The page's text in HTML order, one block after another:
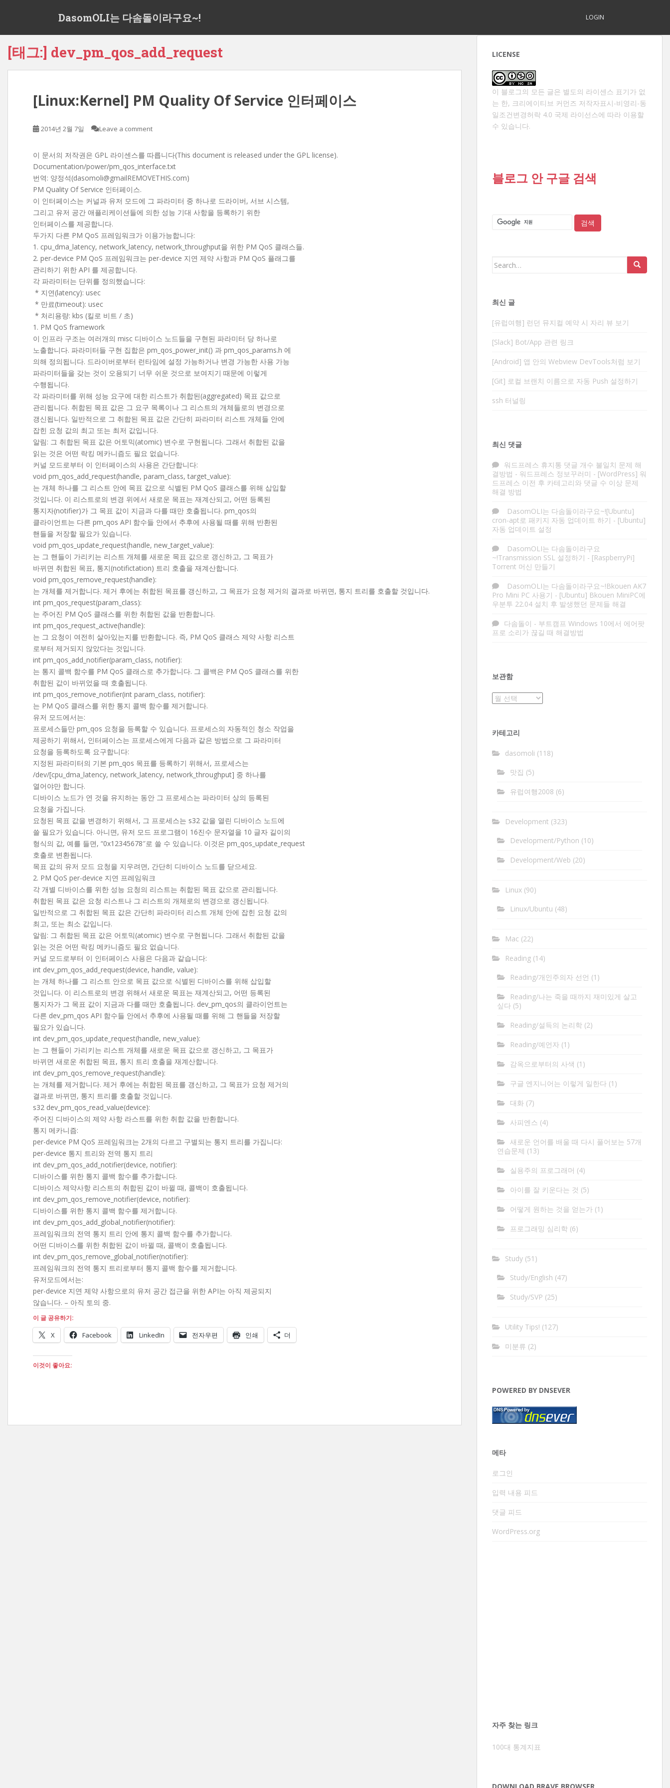
DasomOLI는 다솜돌이라구요~! LOGIN
[태그:] dev_pm_qos_add_request
[Linux:Kernel] PM Quality Of Service 인터페이스
2014년 2월 7일 Leave a comment
이 문서의 저작권은 GPL 라이센스를 따릅니다(This document is released under the GPL license).
Documentation/power/pm_qos_interface.txt
번역: 양정석(dasomoli@gmailREMOVETHIS.com)
PM Quality Of Service 인터페이스.
이 인터페이스는 커널과 유저 모드에 그 파라미터 중 하나로 드라이버, 서브 시스템,
그리고 유저 공간 애플리케이션들에 의한 성능 기대 사항을 등록하기 위한
인터페이스를 제공합니다.
두가지 다른 PM QoS 프레임워크가 이용가능합니다:
1. cpu_dma_latency, network_latency, network_throughput을 위한 PM QoS 클래스들.
2. per-device PM QoS 프레임워크는 per-device 지연 제약 사항과 PM QoS 플래그를
관리하기 위한 API 를 제공합니다.
각 파라미터는 단위를 정의했습니다:
* 지연(latency): usec
* 만료(timeout): usec
* 처리용량: kbs (킬로 비트 / 초)
1. PM QoS framework
이 인프라 구조는 여러개의 misc 디바이스 노드들을 구현된 파라미터 당 하나로
노출합니다. 파라미터들 구현 집합은 pm_qos_power_init() 과 pm_qos_params.h 에
의해 정의됩니다. 드라이버로부터 런타임에 설정 가능하거나 변경 가능한 사용 가능
파라미터들을 갖는 것이 오용되기 너무 쉬운 것으로 보여지기 때문에 이렇게
수행됩니다.
각 파라미터를 위해 성능 요구에 대한 리스트가 취합된(aggregated) 목표 값으로
관리됩니다. 취합된 목표 값은 그 요구 목록이나 그 리스트의 개체들로의 변경으로
갱신됩니다. 일반적으로 그 취합된 목표 값은 간단히 파라미터 리스트 개체들 안에
잡힌 요청 값의 최고 또는 최저 값입니다.
알림: 그 취합된 목표 값은 어토믹(atomic) 변수로 구현됩니다. 그래서 취합된 값을
읽는 것은 어떤 락킹 메카니즘도 필요 없습니다.
커널 모드로부터 이 인터페이스의 사용은 간단합니다:
void pm_qos_add_request(handle, param_class, target_value):
는 개체 하나를 그 리스트 안에 목표 값으로 식별된 PM QoS 클래스를 위해 삽입할
것입니다. 이 리스트로의 변경 위에서 새로운 목표는 재계산되고, 어떤 등록된
통지자(notifier)가 그 목표 값이 지금과 다를 때만 호출됩니다. pm_qos의
클라이언트는 다른 pm_qos API 함수들 안에서 추후에 사용될 때를 위해 반환된
핸들을 저장할 필요가 있습니다.
void pm_qos_update_request(handle, new_target_value):
는 그 핸들이 가리키는 리스트 개체를 새로운 목표 값으로 갱신하고, 그 목표가
바뀌면 취합된 목표, 통지(notifictation) 트리 호출을 재계산합니다.
void pm_qos_remove_request(handle):
는 개체를 제거합니다. 제거 후에는 취합된 목표를 갱신하고, 그 목표가 요청 제거의 결과로 바뀌면, 통지 트리를 호출할 것입니다.
int pm_qos_request(param_class):
는 주어진 PM QoS 클래스를 위한 취합된 값을 반환합니다.
int pm_qos_request_active(handle):
는 그 요청이 여전히 살아있는지를 반환합니다. 즉, PM QoS 클래스 제약 사항 리스트
로부터 제거되지 않았다는 것입니다.
int pm_qos_add_notifier(param_class, notifier):
는 통지 콜백 함수를 PM QoS 클래스로 추가합니다. 그 콜백은 PM QoS 클래스를 위한
취합된 값이 바뀌었을 때 호출됩니다.
int pm_qos_remove_notifier(int param_class, notifier):
는 PM QoS 클래스를 위한 통지 콜백 함수를 제거합니다.
유저 모드에서는:
프로세스들만 pm_qos 요청을 등록할 수 있습니다. 프로세스의 자동적인 청소 작업을
제공하기 위해서, 인터페이스는 프로세스에게 다음과 같은 방법으로 그 파라미터
요청을 등록하도록 요구합니다:
지정된 파라미터의 기본 pm_qos 목표를 등록하기 위해서, 프로세스는
/dev/[cpu_dma_latency, network_latency, network_throughput] 중 하나를
열어야만 합니다.
디바이스 노드가 연 것을 유지하는 동안 그 프로세스는 파라미터 상의 등록된
요청을 가집니다.
요청된 목표 값을 변경하기 위해서, 그 프로세스는 s32 값을 열린 디바이스 노드에
쓸 필요가 있습니다. 아니면, 유저 모드 프로그램이 16진수 문자열을 10 글자 길이의
형식의 값, 예를 들면, “0x12345678″로 쓸 수 있습니다. 이것은 pm_qos_update_request
호출로 변환됩니다.
목표 값의 유저 모드 요청을 지우려면, 간단히 디바이스 노드를 닫으세요.
2. PM QoS per-device 지연 프레임워크
각 개별 디바이스를 위한 성능 요청의 리스트는 취합된 목표 값으로 관리됩니다.
취합된 목표 값은 요청 리스트나 그 리스트의 개체로의 변경으로 갱신됩니다.
일반적으로 그 취합된 목표 값은 간단히 파라미터 리스트 개체 안에 잡힌 요청 값의
최고, 또는 최소 값입니다.
알림: 그 취합된 목표 값은 어토믹(atomic) 변수로 구현됩니다. 그래서 취합된 값을
읽는 것은 어떤 락킹 메카니즘도 필요 없습니다.
커널 모드로부터 이 인터페이스 사용은 다음과 같습니다:
int dev_pm_qos_add_request(device, handle, value):
는 개체 하나를 그 리스트 안으로 목표 값으로 식별된 디바이스를 위해 삽입할
것입니다. 이 리스트로의 변경 위해서 새로운 목표는 재계산되고, 어떤 등록된
통지자가 그 목표 값이 지금과 다를 때만 호출됩니다. dev_pm_qos의 클라이언트는
다른 dev_pm_qos API 함수들 안에서 추후에 사용될 때를 위해 그 핸들을 저장할
필요가 있습니다.
int dev_pm_qos_update_request(handle, new_value):
는 그 핸들이 가리키는 리스트 개체를 새로운 목표 값으로 갱신하고, 그 목표가
바뀌면 새로운 취합된 목표, 통지 트리 호출을 재계산합니다.
int dev_pm_qos_remove_request(handle):
는 개체를 제거합니다. 제거 후에는 취합된 목표를 갱신하고, 그 목표가 요청 제거의
결과로 바뀌면, 통지 트리를 호출할 것입니다.
s32 dev_pm_qos_read_value(device):
주어진 디바이스의 제약 사항 라스트를 위한 취합 값을 반환합니다.
통지 메카니즘:
per-device PM QoS 프레임워크는 2개의 다르고 구별되는 통지 트리를 가집니다:
per-device 통지 트리와 전역 통지 트리
int dev_pm_qos_add_notifier(device, notifier):
디바이스를 위한 통지 콜백 함수를 추가합니다.
디바이스 제약사항 리스트의 취합된 값이 바뀔 때, 콜백이 호출됩니다.
int dev_pm_qos_remove_notifier(device, notifier):
디바이스를 위한 통지 콜백 함수를 제거합니다.
int dev_pm_qos_add_global_notifier(notifier):
프레임워크의 전역 통지 트리 안에 통지 콜백 함수를 추가합니다.
어떤 디바이스를 위한 취합된 값이 바뀔 때, 콜백이 호출됩니다.
int dev_pm_qos_remove_global_notifier(notifier):
프레임워크의 전역 통지 트리로부터 통지 콜백 함수를 제거합니다.
유저모드에서는:
per-device 지연 제약 사항으로의 유저 공간 접근을 위한 API는 아직 제공되지
않습니다. – 아직 토의 중.
이 글 공유하기:
X Facebook LinkedIn 전자우편 인쇄 더
이것이 좋아요:
LICENSE
이 블로그의 모든 글은 별도의 라이센스 표기가 없
는 한, 크리에이티브 커먼즈 저작자표시-비영리-동
일조건변경허락 4.0 국제 라이선스에 따라 이용할
수 있습니다.
블로그 안 구글 검색
Search
최신 글
[유럽여행] 런던 뮤지컬 예약 시 자리 뷰 보기
[Slack] Bot/App 관련 링크
[Android] 앱 안의 Webview DevTools처럼 보기
[Git] 로컬 브랜치 이름으로 자동 Push 설정하기
ssh 터널링
최신 댓글
워드프레스 휴지통 댓글 개수 불일치 문제 해
결방법 - 워드프레스 정보꾸러미 - [WordPress] 워
드프레스 이전 후 카테고리와 댓글 수 이상 문제
해결 방법
DasomOLI는 다솜돌이라구요~![Ubuntu]
cron-apt로 패키지 자동 업데이트 하기 - [Ubuntu]
자동 업데이트 설정
DasomOLI는 다솜돌이라구요
~!Transmission SSL 설정하기 - [RaspberryPi]
Torrent 머신 만들기
DasomOLI는 다솜돌이라구요~!Bkouen AK7
Pro Mini PC 사용기 - [Ubuntu] Bkouen MiniPC에
우분투 22.04 설치 후 발생했던 문제들 해결
다솜돌이 - 부트캠프 Windows 10에서 에어팟
프로 소리가 끊길 때 해결방법
보관함
보
카테고리
dasomoli (118)
맛집 (5)
유럽여행2008 (6)
Development (323)
Development/Python (10)
Development/Web (20)
Linux(90)
Linux/Ubuntu (48)
Mac (22)
Reading(14)
Reading/개인주의자 선언 (1)
Reading/나는 죽을 때까지 재미있게 살고
싶다(5)
Reading/설득의 논리학(2)
Reading/예언자(1)
감옥으로부터의 사색 (1)
구글 엔지니어는 이렇게 일한다(1)
대화(7)
사피엔스 (4)
새로운 언어를 배울 때 다시 풀어보는 57개
연습문제 (13)
실용주의 프로그래머 (4)
아이를 잘 키운다는 것 (5)
어떻게 원하는 것을 얻는가(1)
프로그래밍 심리학(6)
Study(51)
Study/English (47)
Study/SVP (25)
Utility Tips! (127)
미분류 (2)
POWERED BY DNSEVER
메타
로그인
입력 내용 피드
댓글 피드
WordPress.org
자주 찾는 링크
100대 통계지표